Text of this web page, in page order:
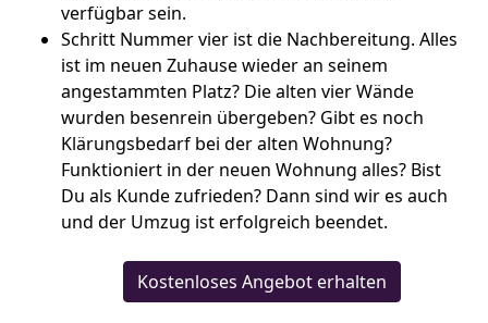
verfügbar sein.
Schritt Nummer vier ist die Nachbereitung. Alles
ist im neuen Zuhause wieder an seinem
angestammten Platz? Die alten vier Wände
wurden besenrein übergeben? Gibt es noch
Klärungsbedarf bei der alten Wohnung?
Funktioniert in der neuen Wohnung alles? Bist
Du als Kunde zufrieden? Dann sind wir es auch
und der Umzug ist erfolgreich beendet.
Kostenloses Angebot erhalten